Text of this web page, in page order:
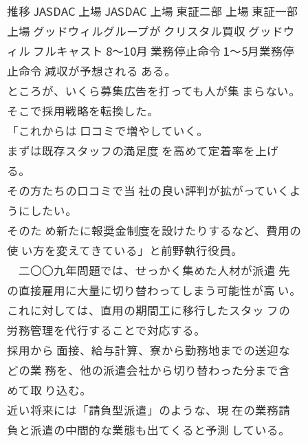
推移 JASDAC 上場 JASDAC 上場 東証二部 上場 東証一部
上場 グッドウィルグループが クリスタル買収 グッドウ
ィル フルキャスト 8〜10月 業務停止命令 1〜5月業務停
止命令 減収が予想される ある。
ところが、いくら募集広告を打っても人が集 まらない。
そこで採用戦略を転換した。
「これからは 口コミで増やしていく。
まずは既存スタッフの満足度 を高めて定着率を上げ
る。
その方たちの口コミで当 社の良い評判が拡がっていくよ
うにしたい。
そのた め新たに報奨金制度を設けたりするなど、費用の
使 い方を変えてきている」と前野執行役員。
二〇〇九年問題では、せっかく集めた人材が派遣 先
の直接雇用に大量に切り替わってしまう可能性が高 い。
これに対しては、直用の期間工に移行したスタッ フの
労務管理を代行することで対応する。
採用から 面接、給与計算、寮から勤務地までの送迎な
どの業 務を、他の派遣会社から切り替わった分まで含
めて取 り込む。
近い将来には「請負型派遣」のような、現 在の業務請
負と派遣の中間的な業態も出てくると予測 している。